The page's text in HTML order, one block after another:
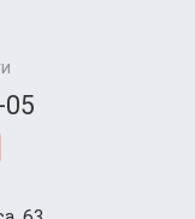
05